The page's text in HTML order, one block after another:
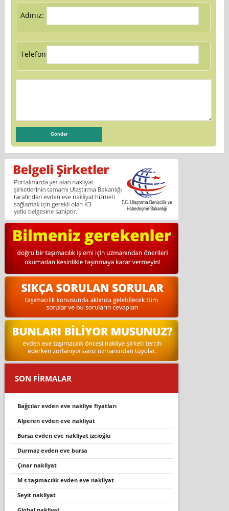
Adınız:
Telefon:
SON FİRMALAR
bağcılar evden eve nakliye fiyatları
alperen evden eve nakli̇yat
bursa evden eve nakli̇yat i̇zci̇oğlu
durmaz evden eve bursa
çınar nakliyat
m s taşimacilik evden eve nakli̇yat
seyit nakliyat